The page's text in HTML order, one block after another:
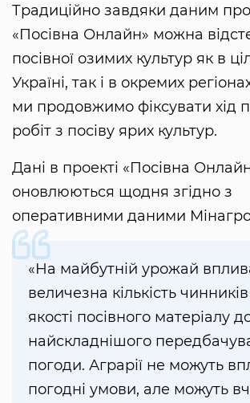
Традиційно завдяки даним
«Посівна Онлайн» можна
посівної озимих культур як в
Україні, так і в окремих
ми продовжимо фіксувати хід
робіт з посіву ярих культур.
Дані в проекті «Посівна
оновлюються щодня згідно з
оперативними даними
«На майбутній урожай
величезна кількість
якості посівного матеріалу
найскладнішого
погоди. Аграрії не можуть
погодні умови, але можуть